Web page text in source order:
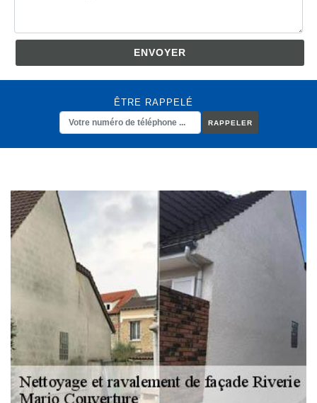
ÊTRE RAPPELÉ